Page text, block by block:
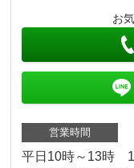
お
営業時間
平日10時～13時